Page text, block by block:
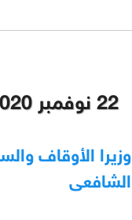
22 نوفمبر 2020
وزيرا الأوقاف
الشافعى